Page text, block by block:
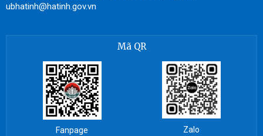
ubhatinh@hatinh.gov.vn
Mã QR
Fanpage Zalo